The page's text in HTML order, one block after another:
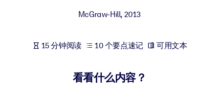
利用可靠、结构化的知识为您的人工智能系统提供动力，以改善输
McGraw-Hill, 2013
15 分钟阅读 10 个要点速记 可用文本
看看什么内容？